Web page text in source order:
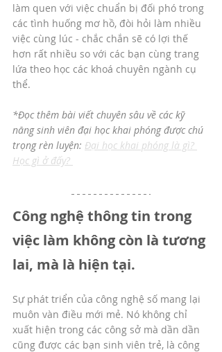
làm quen với việc chuẩn bị đối phó trong
các tình huống mơ hồ, đòi hỏi làm nhiều
việc cùng lúc - chắc chắn sẽ có lợi thế
hơn rất nhiều so với các bạn cùng trang
lứa theo học các khoá chuyên ngành cụ
thể.
*Đọc thêm bài viết chuyên sâu về các kỹ
năng sinh viên đại học khai phóng được chú
trọng rèn luyện: Đại học khai phóng là gì?
Học gì ở đấy?
Công nghệ thông tin trong
việc làm không còn là tương
lai, mà là hiện tại.
Sự phát triển của công nghệ số mang lại
muôn vàn điều mới mẻ. Nó không chỉ
xuất hiện trong các công sở mà dần dần
cũng được các bạn sinh viên trẻ, là công